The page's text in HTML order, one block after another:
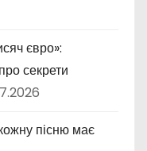
євро»:
секрети
пісню має